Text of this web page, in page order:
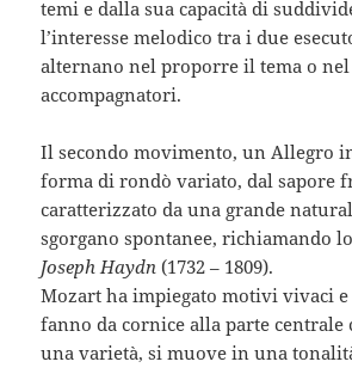
temi e dalla sua capacità di
l’interesse melodico tra i due
alternano nel proporre il tema o
accompagnatori.
Il secondo movimento, un Allegro
forma di rondò variato, dal sapore
caratterizzato da una grande
sgorgano spontanee, richiamando
Joseph Haydn(1732 – 1809).
Mozart ha impiegato motivi vivaci
fanno da cornice alla parte centrale
una varietà, si muove in una